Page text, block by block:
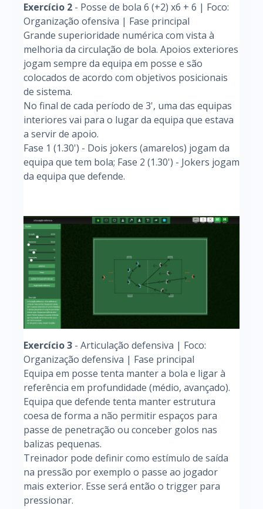
Exercício 2 - Posse de bola 6 (+2) x6 + 6 | Foco:
Organização ofensiva | Fase principal
Grande superioridade numérica com vista à
melhoria da circulação de bola. Apoios exteriores
jogam sempre da equipa em posse e são
colocados de acordo com objetivos posicionais
de sistema.
No final de cada período de 3', uma das equipas
interiores vai para o lugar da equipa que estava
a servir de apoio.
Fase 1 (1.30') - Dois jokers (amarelos) jogam da
equipa que tem bola; Fase 2 (1.30') - Jokers jogam
da equipa que defende.
Exercício 3 - Articulação defensiva | Foco:
Organização defensiva | Fase principal
Equipa em posse tenta manter a bola e ligar à
referência em profundidade (médio, avançado).
Equipa que defende tenta manter estrutura
coesa de forma a não permitir espaços para
passe de penetração ou conceber golos nas
balizas pequenas.
Treinador pode definir como estímulo de saída
na pressão por exemplo o passe ao jogador
mais exterior. Esse será então o trigger para
pressionar.